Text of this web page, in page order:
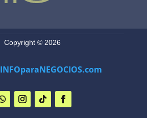
Copyright © 2026
INFOparaNEGOCIOS.com